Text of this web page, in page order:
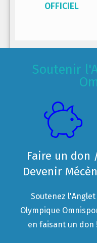
OFFICIEL
Soutenir
Faire un don
Devenir
Soutenez l'Anglet
Olympique
en faisant un don !